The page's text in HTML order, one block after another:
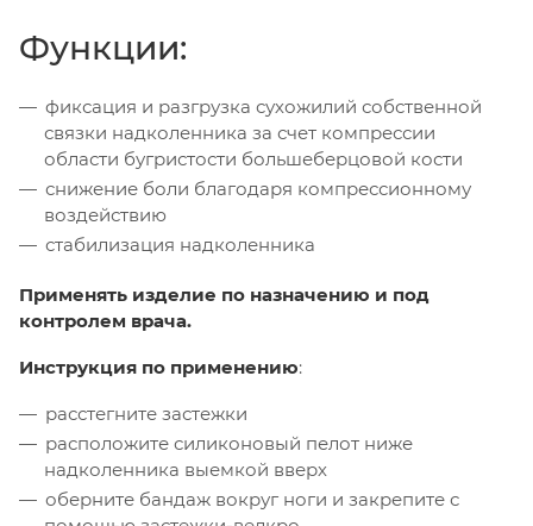
Функции:
фиксация и разгрузка сухожилий собственной
связки надколенника за счет компрессии
области бугристости большеберцовой кости
снижение боли благодаря компрессионному
воздействию
стабилизация надколенника
Применять изделие по назначению и под
контролем врача.
Инструкция по применению:
расстегните застежки
расположите силиконовый пелот ниже
надколенника выемкой вверх
оберните бандаж вокруг ноги и закрепите с